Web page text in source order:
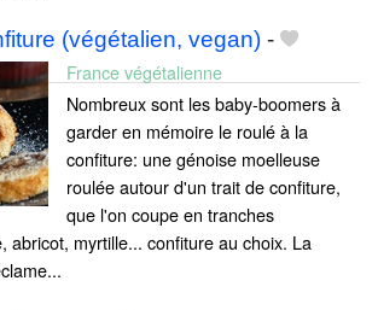
(végétalien, vegan) -
France végétalienne
Nombreux sont les baby-boomers à
garder en mémoire le roulé à la
confiture: une génoise moelleuse
roulée autour d'un trait de confiture,
que l'on coupe en tranches
abricot, myrtille... confiture au choix. La